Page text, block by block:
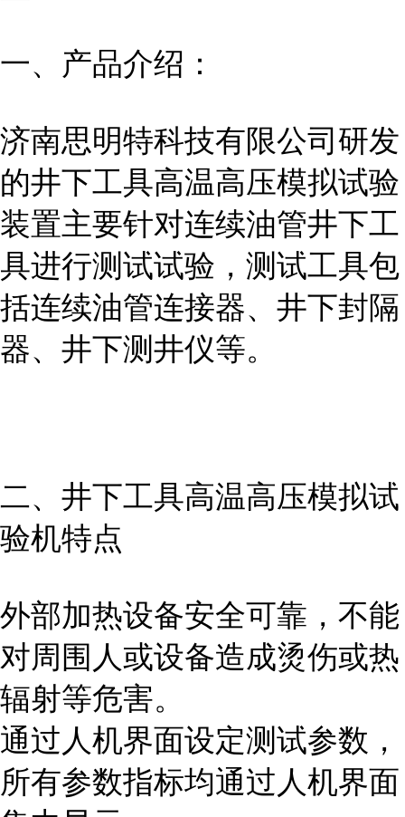
一、产品介绍：
济南思明特科技有限公司研发
的井下工具高温高压模拟试验
装置主要针对连续油管井下工
具进行测试试验，测试工具包
括连续油管连接器、井下封隔
器、井下测井仪等。
二、井下工具高温高压模拟试
验机特点
外部加热设备安全可靠，不能
对周围人或设备造成烫伤或热
辐射等危害。
通过人机界面设定测试参数，
所有参数指标均通过人机界面